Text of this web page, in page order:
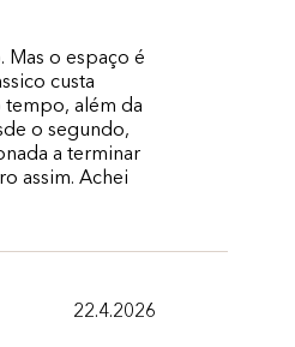
o espaço é
custa
tempo, além da
o segundo,
a terminar
assim. Achei
22.4.2026